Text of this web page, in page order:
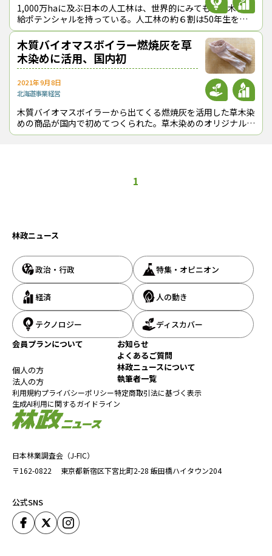
1,000万haに及ぶ日本の人工林は、世界的にみても高い木材供
給ポテンシャルを持っている。人工林の約６割は50年生を超
えて本格的な利用期に入っており、脱炭素化や花粉対策などの
面からも「伐って、使って、
木質バイオマスボイラー燃焼灰を草
木染めに活用、国内初
2021年9月8日
北海道事業経営
木質バイオマスボイラーから出てくる燃焼灰を活用した草木染
めの商品が国内で初めてつくられた。草木染めのオリジナルブ
ランド「採色兼美（さいしょくけんび）」を展開している寺田
1
日本林業調査会（J-FIC）
〒162-0822
東京都新宿区下宮比町2-28 飯田橋ハイタウン204
公式SNS
林政ニュース
政治・行政 特集・オピニオン
経済 人の動き
テクノロジー
ディスカバー
会員プランについて
個人の方
法人の方
お知らせ
よくあるご質問
林政ニュースについて
執筆者一覧
利用規約プライバシーポリシー特定商取引法に基づく表示
生成AI利用に関するガイドライン